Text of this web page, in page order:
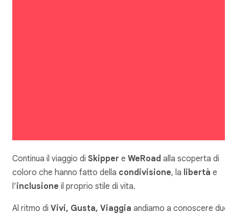
Continua il viaggio di Skipper e WeRoad alla scoperta di
coloro che hanno fatto della condivisione, la libertà e
l’inclusione il proprio stile di vita.
Al ritmo di Vivi, Gusta, Viaggia andiamo a conoscere due